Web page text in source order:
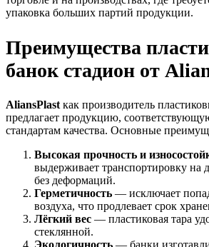
упаковка больших партий продукции.
Преимущества
банок стадион от
AliansPlast как производитель
предлагает продукцию,
стандартам качества. Основные
Высокая прочность и
выдерживает транспортировку на
без деформаций.
Герметичность — исключает
воздуха, что продлевает срок
Лёгкий вес — пластиковая тара
стеклянной.
Экологичность — банки